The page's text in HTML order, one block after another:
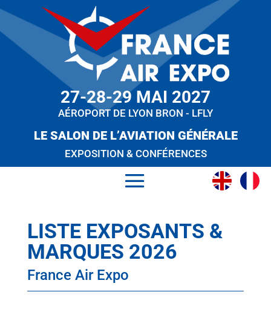
27-28-29 MAI 2027
AÉROPORT DE LYON BRON - LFLY
LE SALON DE L’AVIATION GÉNÉRALE
EXPOSITION & CONFÉRENCES
LISTE EXPOSANTS &
MARQUES 2026
France Air Expo